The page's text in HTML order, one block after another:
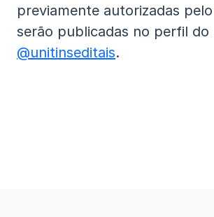
previamente autorizadas pelo
serão publicadas no perfil do
@unitinseditais.